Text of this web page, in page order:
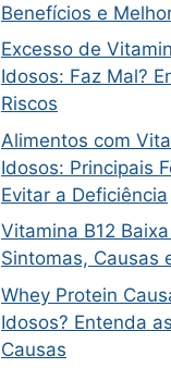
Benefícios e
Excesso de
Idosos: Faz Mal?
Riscos
Alimentos com
Idosos: Principais
Evitar a Deficiência
Vitamina B12
Sintomas, Causas
Whey Protein
Idosos? Entenda
Causas